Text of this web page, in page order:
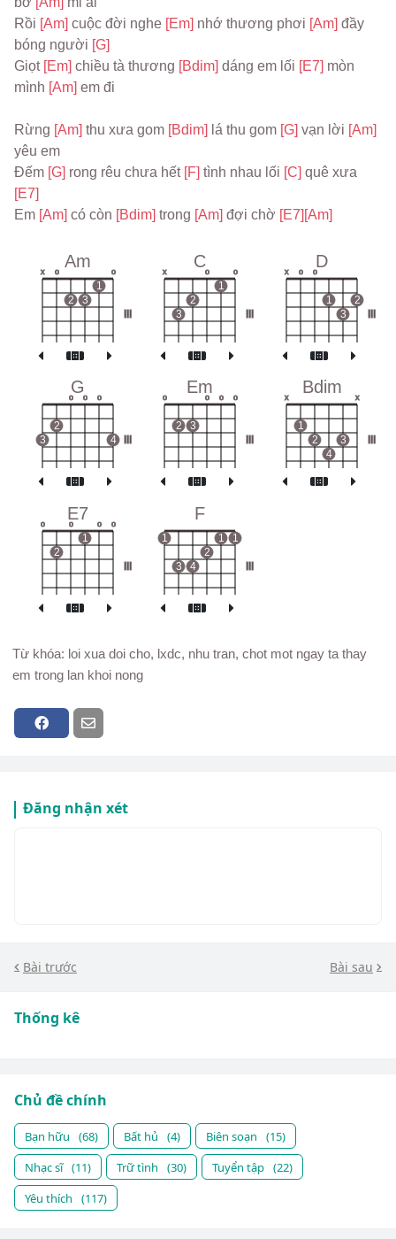
Rồi [Am] cuộc đời nghe [Em] nhớ thương phơi [Am] đầy
bóng người [G]
Giọt [Em] chiều tà thương [Bdim] dáng em lối [E7] mòn
mình [Am] em đi
Rừng [Am] thu xưa gom [Bdim] lá thu gom [G] vạn lời
yêu em
Đếm [G] rong rêu chưa hết [F] tình nhau lối [C]
[E7]
Em [Am] có còn [Bdim] trong [Am] đợi chờ [E7] [Am]
Am
x o
2 3
1
o
C
x
3
2
o
1
o
D
x o o
1
3
2
G
3
2
o o o
4
Em
o
2 3
o o o
Bdim
x
1
2
4
3
x
E7
o
2
o
1
o o
F
1
3 4
2
1 1
Từ khóa: loi xua doi cho, lxdc, nhu tran, chot mot ngay ta thay
em trong lan khoi nong
Đăng nhận xét
Bài trước Bài sau
Thống kê
Chủ đề chính
Bạn hữu (68) Bất hủ (4) Biên soạn
(15)
Nhạc sĩ (11) Trữ tình (30) Tuyển tập (22)
Yêu thích
(117)